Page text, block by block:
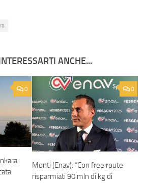
ANCHE...
0 0
Monti (Enav): “Con free route
risparmiati 90 mln di kg di